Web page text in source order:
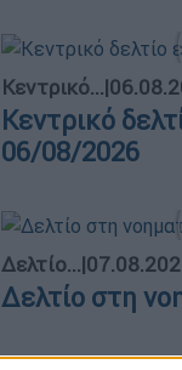
Κεντρικό...|
Κεντρικό
06/08/2026
Δελτίο...|
Δελτίο στη